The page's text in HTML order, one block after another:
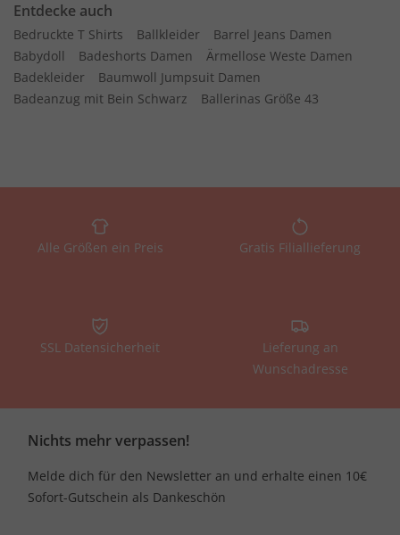
Entdecke auch
Bedruckte T Shirts Ballkleider
Barrel Jeans Damen
Babydoll
Badeshorts Damen
Ärmellose Weste Damen
Badekleider
Baumwoll Jumpsuit Damen
Badeanzug mit Bein Schwarz
Ballerinas Größe 43
Alle Größen ein Preis Gratis Filiallieferung
SSL Datensicherheit
Lieferung an
Wunschadresse
Nichts mehr verpassen!
Melde dich für den Newsletter an und erhalte einen 10€
Sofort-Gutschein als Dankeschön